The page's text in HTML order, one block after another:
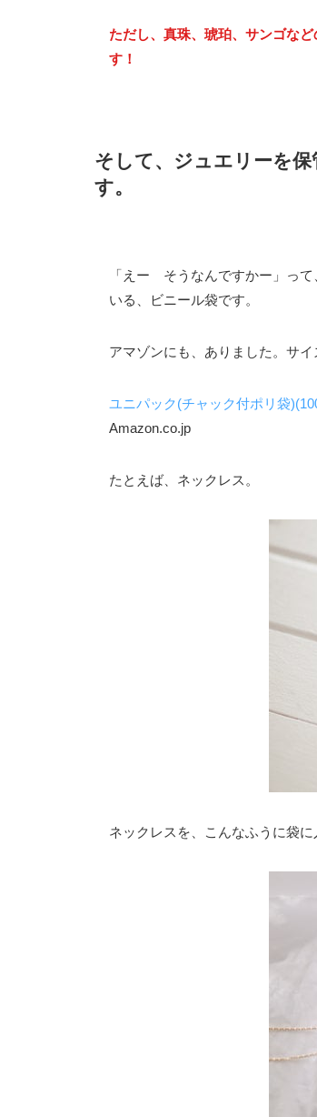
ただし、真珠、琥珀、サンゴな
す！
そして、ジュエリーを
す。
「えー そうなんですかー」っ
いる、ビニール袋です。
アマゾンにも、ありました。サイ
ユニパック(チャック付ポリ袋
Amazon.co.jp
たとえば、ネックレス。
ネックレスを、こんなふうに袋に